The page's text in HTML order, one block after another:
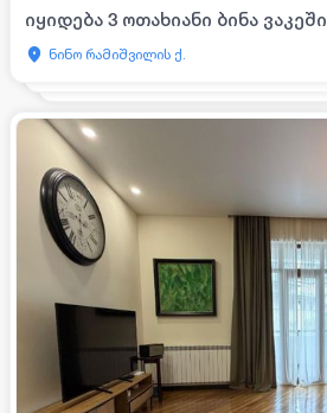
იყიდება 3 ოთახიანი ბინა ვაკეში
ნინო რამიშვილის ქ.